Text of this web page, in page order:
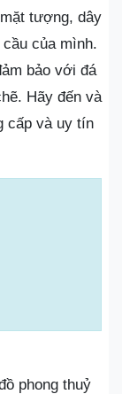
tượng, dây
của mình.
bảo với đá
Hãy đến và
cấp và uy tín
phong thuỷ